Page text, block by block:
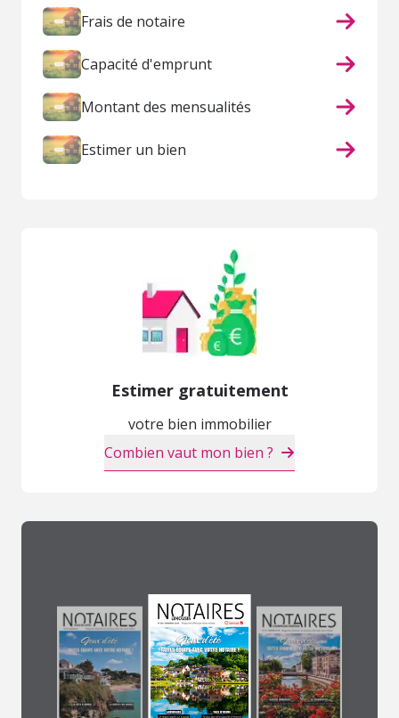
Frais de notaire
Capacité d'emprunt
Montant des mensualités
Estimer un bien
Estimer gratuitement
votre bien immobilier
Combien vaut mon bien ?